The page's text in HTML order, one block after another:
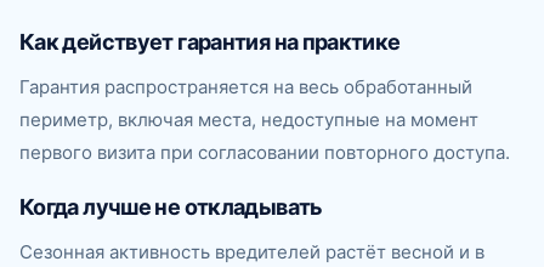
Как действует гарантия на практике
Гарантия распространяется на весь обработанный
периметр, включая места, недоступные на момент
первого визита при согласовании повторного доступа.
Когда лучше не откладывать
Сезонная активность вредителей растёт весной и в